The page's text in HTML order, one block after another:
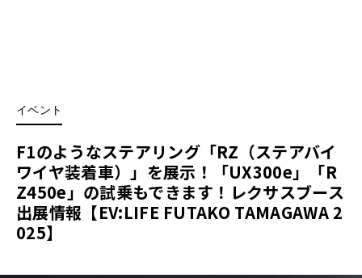
イベント
F1のようなステアリング「RZ（ステアバイ
ワイヤ装着車）」を展示！「UX300e」「R
Z450e」の試乗もできます！レクサスブース
出展情報【EV:LIFE FUTAKO TAMAGAWA 2
025】